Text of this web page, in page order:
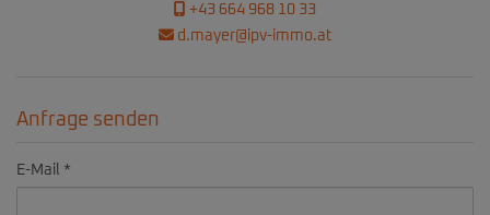
+43 664 968 10 33
d.mayer@ipv-immo.at
Anfrage senden
E-Mail